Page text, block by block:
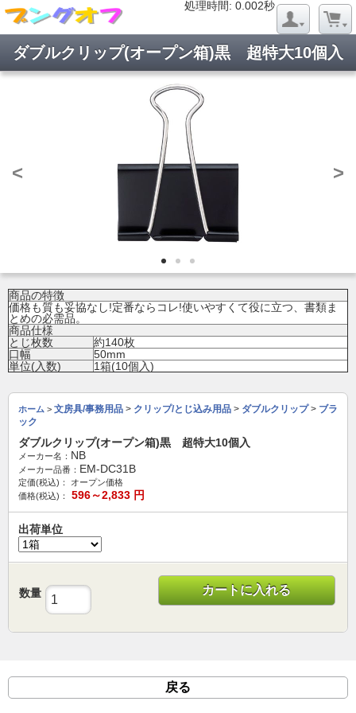
処理時間: 0.002秒
ダブルクリップ(オープン箱)黒 超特大10個入
< >
商品の特徴
価格も質も妥協なし!定番ならコレ!使いやすくて役に立つ、書類ま
とめの必需品。
商品仕様
とじ枚数
約140枚
口幅
50mm
単位(入数)
1箱(10個入)
ホーム > 文房具/事務用品 > クリップ/とじ込み用品 > ダブルクリップ> ブラ
ック
ダブルクリップ(オープン箱)黒 超特大10個入
メーカー名： NB
メーカー品番： EM-DC31B
定価(税込)：
オープン価格
価格(税込)：
596～2,833 円
出荷単位
数量 カートに入れる
戻る
処理時間: 0.019秒